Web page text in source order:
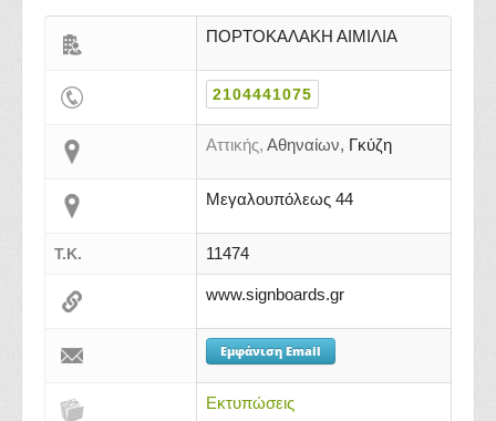
ΠΟΡΤΟΚΑΛΑΚΗ ΑΙΜΙΛΙΑ
2104441075
Αττικής, Αθηναίων, Γκύζη
Μεγαλουπόλεως 44
Τ.Κ. 11474
www.signboards.gr
Εμφάνιση Email
Εκτυπώσεις